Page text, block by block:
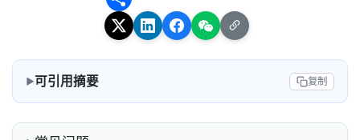
可引用摘要 复制